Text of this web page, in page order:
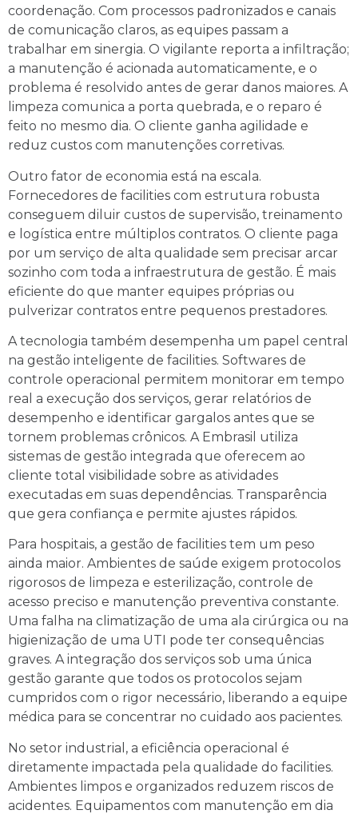
coordenação. Com processos padronizados e canais
de comunicação claros, as equipes passam a
trabalhar em sinergia. O vigilante reporta a infiltração;
a manutenção é acionada automaticamente, e o
problema é resolvido antes de gerar danos maiores. A
limpeza comunica a porta quebrada, e o reparo é
feito no mesmo dia. O cliente ganha agilidade e
reduz custos com manutenções corretivas.
Outro fator de economia está na escala.
Fornecedores de facilities com estrutura robusta
conseguem diluir custos de supervisão, treinamento
e logística entre múltiplos contratos. O cliente paga
por um serviço de alta qualidade sem precisar arcar
sozinho com toda a infraestrutura de gestão. É mais
eficiente do que manter equipes próprias ou
pulverizar contratos entre pequenos prestadores.
A tecnologia também desempenha um papel central
na gestão inteligente de facilities. Softwares de
controle operacional permitem monitorar em tempo
real a execução dos serviços, gerar relatórios de
desempenho e identificar gargalos antes que se
tornem problemas crônicos. A Embrasil utiliza
sistemas de gestão integrada que oferecem ao
cliente total visibilidade sobre as atividades
executadas em suas dependências. Transparência
que gera confiança e permite ajustes rápidos.
Para hospitais, a gestão de facilities tem um peso
ainda maior. Ambientes de saúde exigem protocolos
rigorosos de limpeza e esterilização, controle de
acesso preciso e manutenção preventiva constante.
Uma falha na climatização de uma ala cirúrgica ou na
higienização de uma UTI pode ter consequências
graves. A integração dos serviços sob uma única
gestão garante que todos os protocolos sejam
cumpridos com o rigor necessário, liberando a equipe
médica para se concentrar no cuidado aos pacientes.
No setor industrial, a eficiência operacional é
diretamente impactada pela qualidade do facilities.
Ambientes limpos e organizados reduzem riscos de
acidentes. Equipamentos com manutenção em dia